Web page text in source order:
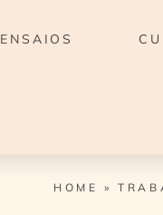
ENSAIOS
HOME »